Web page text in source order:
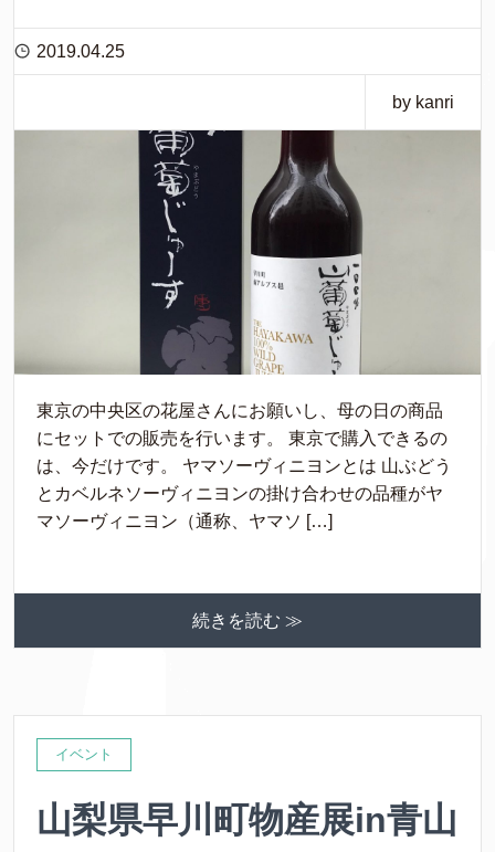
2019.04.25
by kanri
東京の中央区の花屋さんにお願いし、母の日の商品
にセットでの販売を行います。 東京で購入できるの
は、今だけです。 ヤマソーヴィニヨンとは 山ぶどう
とカベルネソーヴィニヨンの掛け合わせの品種がヤ
マソーヴィニヨン（通称、ヤマソ […]
続きを読む ≫
イベント
山梨県早川町物産展in青山